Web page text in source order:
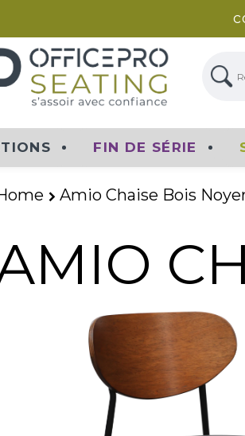
FIN DE SÉRIE
Amio Chaise Bois